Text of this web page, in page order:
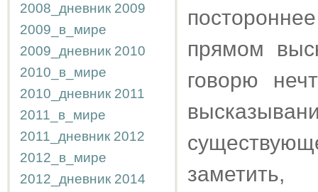
2008_дневник 2009
2009_в_мире
2009_дневник 2010
2010_в_мире
2010_дневник 2011
2011_в_мире
2011_дневник 2012
2012_в_мире
2012_дневник 2014
прямом
говорю